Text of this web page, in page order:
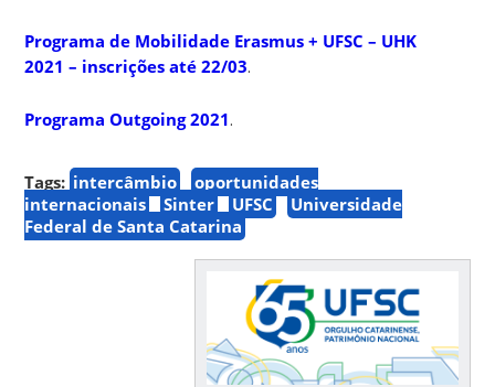
Programa de Mobilidade Erasmus + UFSC – UHK
2021 – inscrições até 22/03.
Programa Outgoing 2021.
Tags: intercâmbio
oportunidades
internacionais
Sinter UFSC
Universidade
Federal de Santa Catarina